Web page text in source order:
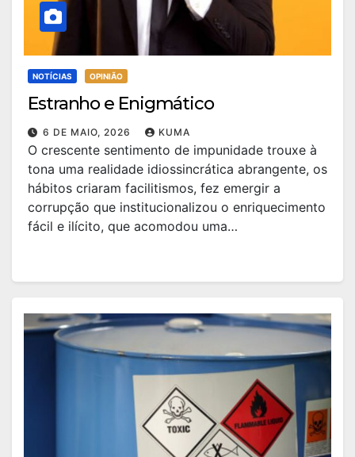
NOTÍCIAS OPINIÃO
Estranho e Enigmático
6 DE MAIO, 2026 KUMA
O crescente sentimento de impunidade trouxe à
tona uma realidade idiossincrática abrangente, os
hábitos criaram facilitismos, fez emergir a
corrupção que institucionalizou o enriquecimento
fácil e ilícito, que acomodou uma…